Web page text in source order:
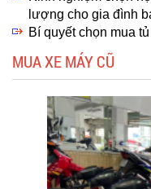
lượng cho gia đình
Bí quyết chọn mua
MUA XE MÁY CŨ